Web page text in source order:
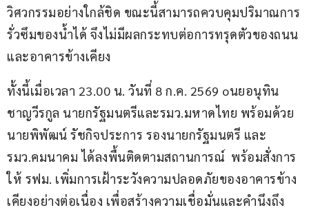
วิศวกรรมอย่างใกล้ชิด ขณะนี้สามารถควบคุมปริมาณการ
รั่วซึมของน้ำได้ จึงไม่มีผลกระทบต่อการทรุดตัวของถนน
และอาคารข้างเคียง
ทั้งนี้เมื่อเวลา 23.00 น. วันที่ 8 ก.ค. 2569 oนยอนุทิน
ชาญวีรกูล นายกรัฐมนตรีและรมว.มหาดไทย พร้อมด้วย
นายพิพัฒน์ รัชกิจประการ รองนายกรัฐมนตรี และ
รมว.คมนาคม ได้ลงพื้นติดตามสถานการณ์  พร้อมสั่งการ
ให้ รฟม. เพิ่มการเฝ้าระวังความปลอดภัยของอาคารข้าง
เคียงอย่างต่อเนื่อง เพื่อสร้างความเชื่อมั่นและคำนึงถึง